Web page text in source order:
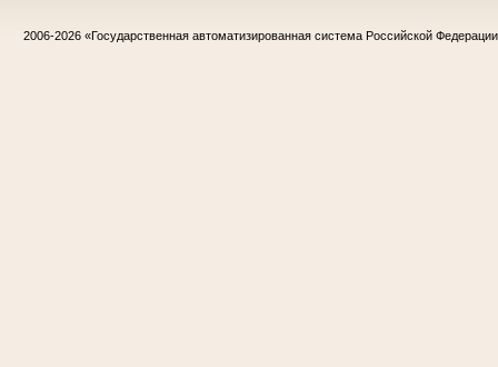
2006-2026 «Государственная автоматизированная система Российской